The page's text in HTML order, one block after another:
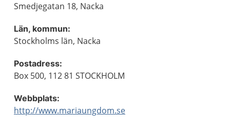
Smedjegatan 18, Nacka
Län, kommun:
Stockholms län, Nacka
Postadress:
Box 500, 112 81 STOCKHOLM
Webbplats:
http://www.mariaungdom.se